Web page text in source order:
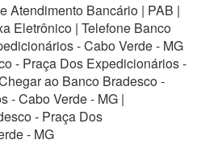
Atendimento Bancário | PAB |
Eletrônico | Telefone Banco
- Cabo Verde - MG
- Praça Dos Expedicionários -
ao Banco Bradesco -
- Cabo Verde - MG |
- Praça Dos
- MG